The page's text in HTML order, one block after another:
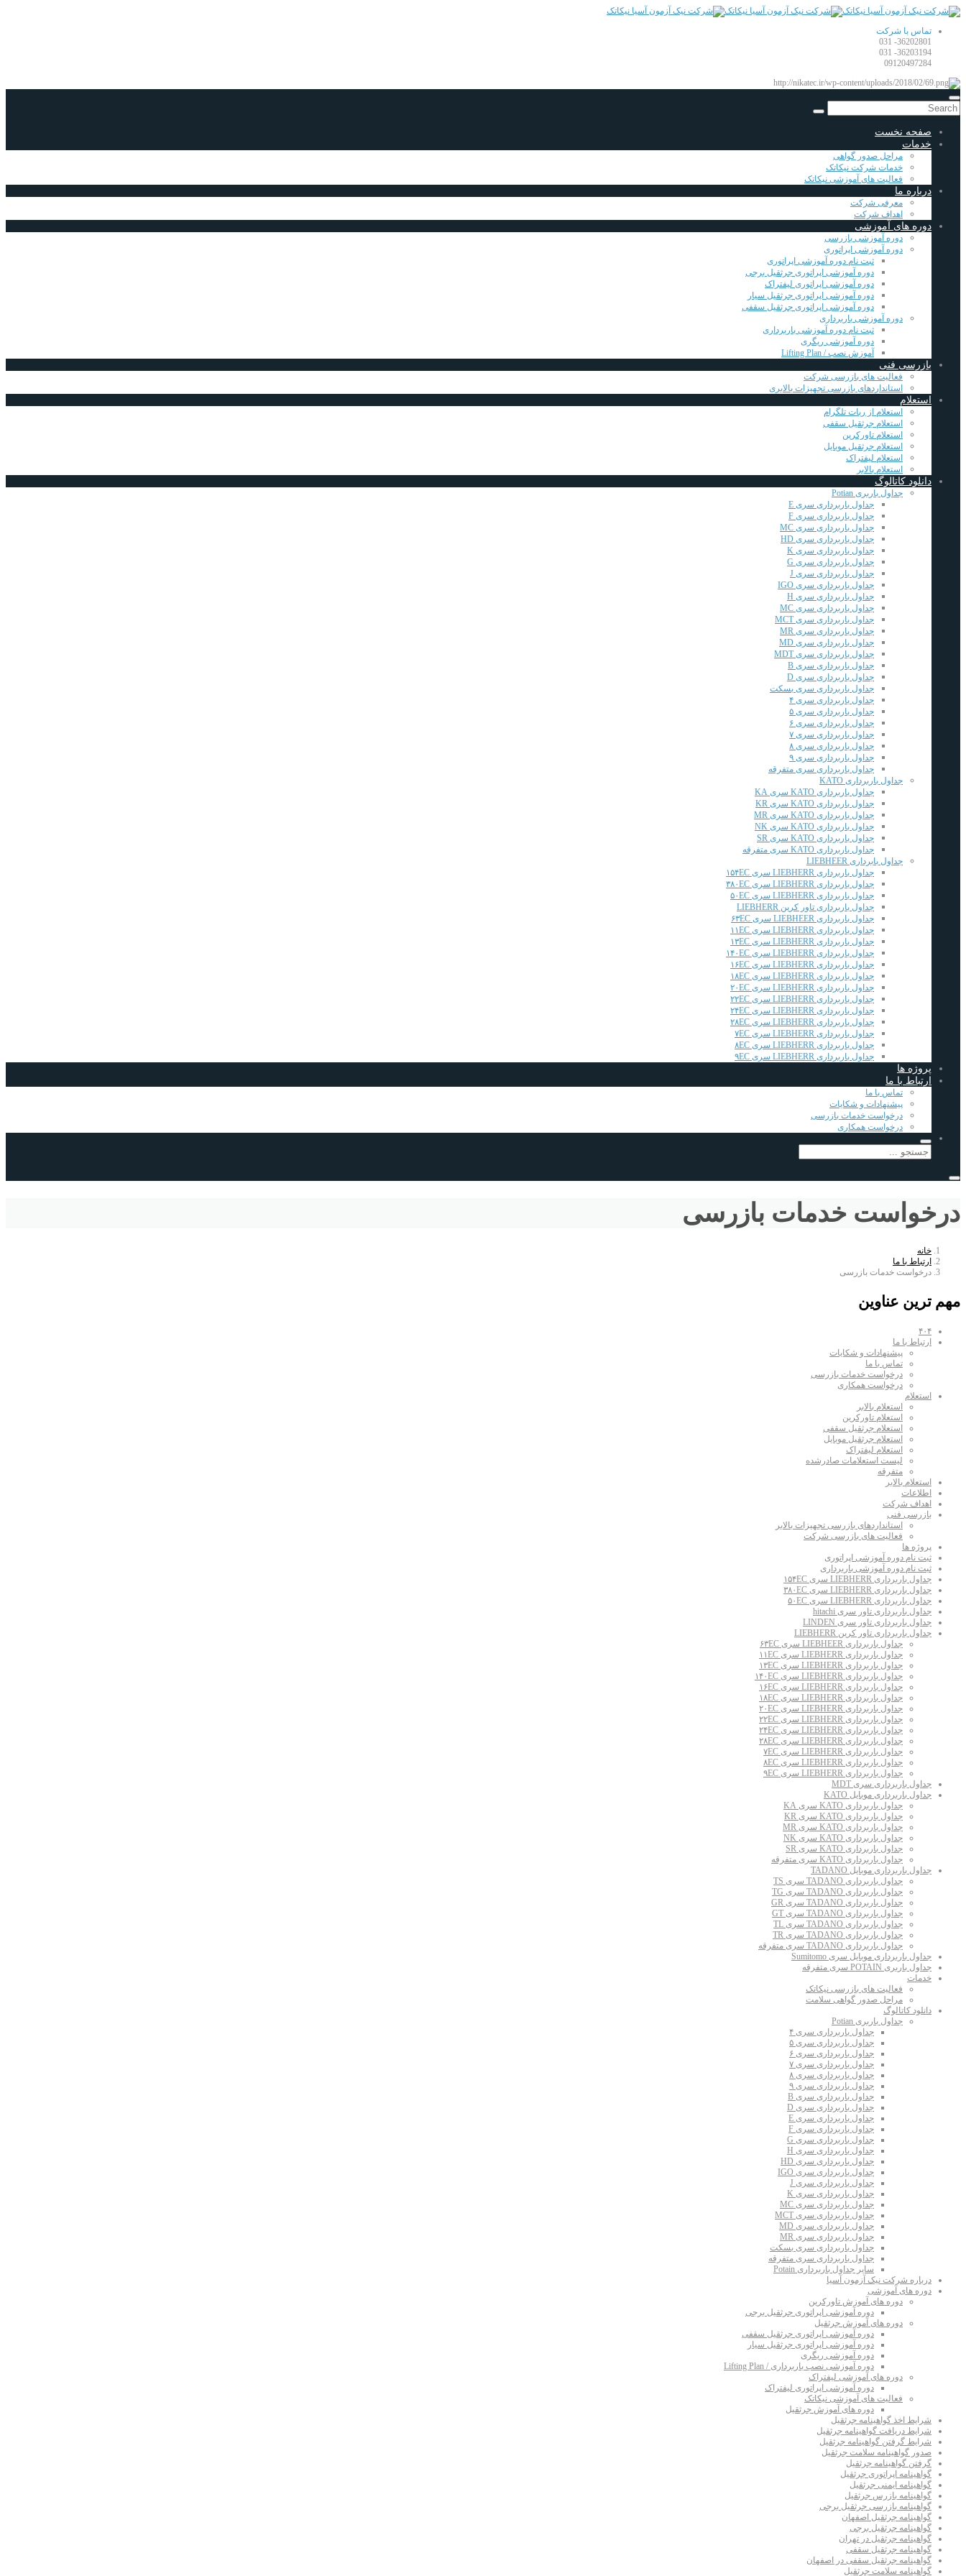
تماس با شرکت
36202801- 031
36203194- 031
09120497284
صفحه نخست
خدمات
مراحل صدور گواهی
خدمات شرکت نیکاتک
فعالیت های آموزشی نیکاتک
درباره ما
معرفی شرکت
اهداف شرکت
دوره های آموزشی
دوره آموزشی بازرسی
دوره آموزشی اپراتوری
ثبت نام دوره آموزشی اپراتوری
دوره آموزشی اپراتوری جرثقیل برجی
دوره آموزشی اپراتوری لیفتراک
دوره آموزشی اپراتوری جرثقیل سیار
دوره آموزشی اپراتوری جرثقیل سقفی
دوره آموزشی باربرداری
ثبت نام دوره آموزشی باربرداری
دوره آموزشی ریگری
آموزش نصب / Lifting Plan
بازرسی فنی
فعالیت های بازرسی شرکت
استانداردهای بازرسی تجهیزات بالابری
استعلام
استعلام از ربات تلگرام
استعلام جرثقیل سقفی
استعلام تاورکرین
استعلام جرثقیل موبایل
استعلام لیفتراک
استعلام بالابر
دانلود کاتالوگ
جداول باربری Potian
جداول باربرداری سری E
جداول باربرداری سری F
جداول باربرداری سری MC
جداول باربرداری سری HD
جداول باربرداری سری K
جداول باربرداری سری G
جداول باربرداری سری J
جداول باربرداری سری IGO
جداول باربرداری سری H
جداول باربرداری سری MC
جداول باربرداری سری MCT
جداول باربرداری سری MR
جداول باربرداری سری MD
جداول باربرداری سری MDT
جداول باربرداری سری B
جداول باربرداری سری D
جداول باربرداری سری بسکت
جداول باربرداری سری ۴
جداول باربرداری سری ۵
جداول باربرداری سری ۶
جداول باربرداری سری ۷
جداول باربرداری سری ۸
جداول باربرداری سری ۹
جداول باربرداری سری متفرقه
جداول باربرداری KATO
جداول باربرداری KATO سری KA
جداول باربرداری KATO سری KR
جداول باربرداری KATO سری MR
جداول باربرداری KATO سری NK
جداول باربرداری KATO سری SR
جداول باربرداری KATO سری متفرقه
جداول بابرداری LIEBHEER
جداول باربرداری LIEBHERR سری ۱۵۴EC
جداول باربرداری LIEBHERR سری ۳۸۰EC
جداول باربرداری LIEBHERR سری ۵۰EC
جداول باربرداری تاور کرین LIEBHERR
جداول باربرداری LIEBHEER سری ۶۳EC
جداول باربرداری LIEBHERR سری ۱۱EC
جداول باربرداری LIEBHERR سری ۱۳EC
جداول باربرداری LIEBHERR سری ۱۴۰EC
جداول باربرداری LIEBHERR سری ۱۶EC
جداول باربرداری LIEBHERR سری ۱۸EC
جداول باربرداری LIEBHERR سری ۲۰EC
جداول باربرداری LIEBHERR سری ۲۲EC
جداول باربرداری LIEBHERR سری ۲۴EC
جداول باربرداری LIEBHERR سری ۲۸EC
جداول باربرداری LIEBHERR سری ۷EC
جداول باربرداری LIEBHERR سری ۸EC
جداول باربرداری LIEBHERR سری ۹EC
پروژه ها
ارتباط با ما
تماس با ما
پیشنهادات و شکایات
درخواست خدمات بازرسی
درخواست همکاری
درخواست خدمات بازرسی
خانه
ارتباط با ما
درخواست خدمات بازرسی
مهم ترین عناوین
۴۰۴
ارتباط با ما
پیشنهادات و شکایات
تماس با ما
درخواست خدمات بازرسی
درخواست همکاری
استعلام
استعلام بالابر
استعلام تاورکرین
استعلام جرثقیل سقفی
استعلام جرثقیل موبایل
استعلام لیفتراک
لیست استعلامات صادرشده
متفرقه
استعلام بالابر
اطلاعات
اهداف شرکت
بازرسی فنی
استانداردهای بازرسی تجهیزات بالابر
فعالیت های بازرسی شرکت
پروژه ها
ثبت نام دوره آموزشی اپراتوری
ثبت نام دوره آموزشی باربرداری
جداول باربرداری LIEBHERR سری ۱۵۴EC
جداول باربرداری LIEBHERR سری ۳۸۰EC
جداول باربرداری LIEBHERR سری ۵۰EC
جداول باربرداری تاور سری hitachi
جداول باربرداری تاور سری LINDEN
جداول باربرداری تاور کرین LIEBHERR
جداول باربرداری LIEBHEER سری ۶۳EC
جداول باربرداری LIEBHERR سری ۱۱EC
جداول باربرداری LIEBHERR سری ۱۳EC
جداول باربرداری LIEBHERR سری ۱۴۰EC
جداول باربرداری LIEBHERR سری ۱۶EC
جداول باربرداری LIEBHERR سری ۱۸EC
جداول باربرداری LIEBHERR سری ۲۰EC
جداول باربرداری LIEBHERR سری ۲۲EC
جداول باربرداری LIEBHERR سری ۲۴EC
جداول باربرداری LIEBHERR سری ۲۸EC
جداول باربرداری LIEBHERR سری ۷EC
جداول باربرداری LIEBHERR سری ۸EC
جداول باربرداری LIEBHERR سری ۹EC
جداول باربرداری سری MDT
جداول باربرداری موبایل KATO
جداول باربرداری KATO سری KA
جداول باربرداری KATO سری KR
جداول باربرداری KATO سری MR
جداول باربرداری KATO سری NK
جداول باربرداری KATO سری SR
جداول باربرداری KATO سری متفرقه
جداول باربرداری موبایل TADANO
جداول باربرداری TADANO سری TS
جداول باربرداری TADANO سری TG
جداول باربرداری TADANO سری GR
جداول باربرداری TADANO سری GT
جداول باربرداری TADANO سری TL
جداول باربرداری TADANO سری TR
جداول باربرداری TADANO سری متفرقه
جداول باربرداری موبایل سری Sumitomo
جداول باربری POTAIN سری متفرقه
خدمات
فعالیت های بازرسی نیکاتک
مراحل صدور گواهی سلامت
دانلود کاتالوگ
جداول باربری Potian
جداول باربرداری سری ۴
جداول باربرداری سری ۵
جداول باربرداری سری ۶
جداول باربرداری سری ۷
جداول باربرداری سری ۸
جداول باربرداری سری ۹
جداول باربرداری سری B
جداول باربرداری سری D
جداول باربرداری سری E
جداول باربرداری سری F
جداول باربرداری سری G
جداول باربرداری سری H
جداول باربرداری سری HD
جداول باربرداری سری IGO
جداول باربرداری سری J
جداول باربرداری سری K
جداول باربرداری سری MC
جداول باربرداری سری MCT
جداول باربرداری سری MD
جداول باربرداری سری MR
جداول باربرداری سری بسکت
جداول باربرداری سری متفرقه
سایر جداول باربرداری Potain
درباره شرکت نیک آزمون آسیا
دوره های آموزشی
دوره های آموزش تاورکرین
دوره آموزشی اپراتوری جرثقیل برجی
دوره های آموزش جرثقیل
دوره آموزشی اپراتوری جرثقیل سقفی
دوره آموزشی اپراتوری جرثقیل سیار
دوره آموزشی ریگری
دوره آموزشی نصب باربرداری / Lifting Plan
دوره های آموزشی لیفتراک
دوره آموزشی اپراتوری لیفتراک
فعالیت های آموزشی نیکاتک
دوره های آموزش جرثقیل
شرایط اخذ گواهینامه جرثقیل
شرایط دریافت گواهینامه جرثقیل
شرایط گرفتن گواهینامه جرثقیل
صدور گواهینامه سلامت جرثقیل
گرفتن گواهینامه جرثقیل
گواهینامه اپراتوری جرثقیل
گواهینامه ایمنی جرثقیل
گواهینامه بازرس جرثقیل
گواهینامه بازرسی جرثقیل برجی
گواهینامه جرثقیل اصفهان
گواهینامه جرثقیل برجی
گواهینامه جرثقیل در تهران
گواهینامه جرثقیل سقفی
گواهینامه جرثقیل سقفی در اصفهان
گواهینامه سلامت جرثقیل